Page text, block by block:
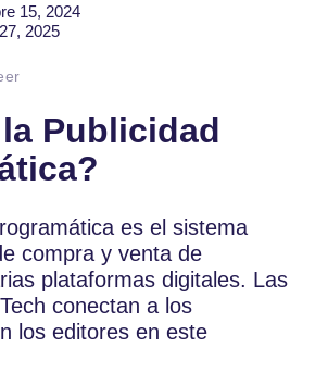
15, 2024
2025
Publicidad
es el sistema
compra y venta de
plataformas digitales. Las
conectan a los
los editores en este